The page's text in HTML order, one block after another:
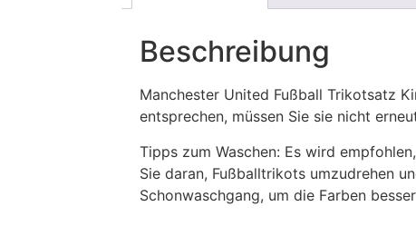
Beschreibung
Manchester United Fußball Trikotsatz
entsprechen, müssen Sie sie nicht
Tipps zum Waschen: Es wird
Sie daran, Fußballtrikots umzudrehen
Schonwaschgang, um die Farben